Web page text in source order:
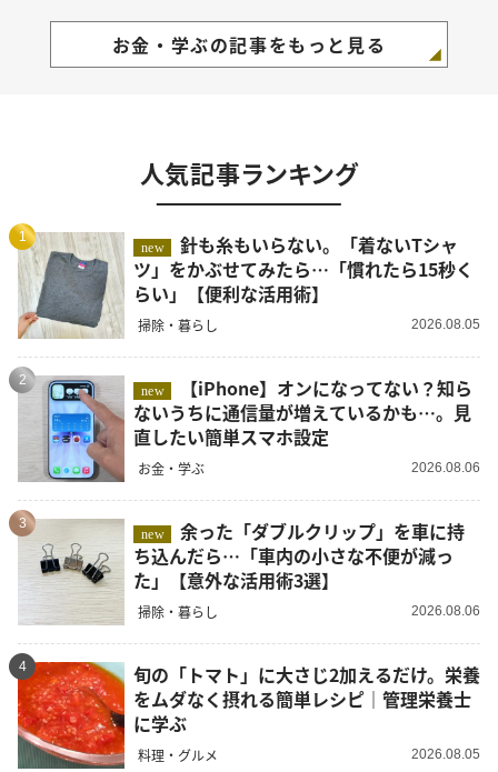
お金・学ぶの記事をもっと見る
人気記事ランキング
1
new
針も糸もいらない。「着ないTシャ
ツ」をかぶせてみたら…「慣れたら15秒く
らい」【便利な活用術】
掃除・暮らし 2026.08.05
2
new
ないうちに通信量が増えているかも…。見
直したい簡単スマホ設定
お金・学ぶ 2026.08.06
3
new
余った「ダブルクリップ」を車に持
ち込んだら…「車内の小さな不便が減っ
た」【意外な活用術3選】
掃除・暮らし 2026.08.06
4
旬の「トマト」に大さじ2加えるだけ。栄養
をムダなく摂れる簡単レシピ｜管理栄養士
に学ぶ
料理・グルメ 2026.08.05